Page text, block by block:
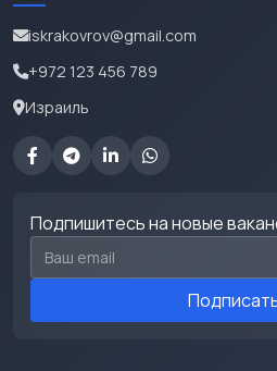
iskrakovrov@gmail.com
+972 123 456 789
Израиль
Подпишитесь на новые
Email для подписки